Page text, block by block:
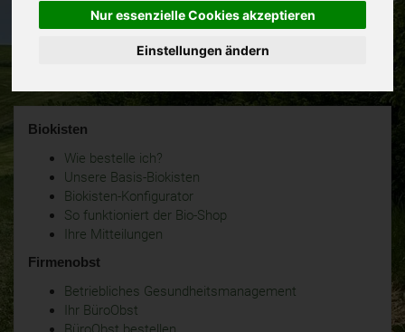
Nur essenzielle Cookies akzeptieren
Einstellungen ändern
Biokisten
Wie bestelle ich?
Unsere Basis-Biokisten
Biokisten-Konfigurator
So funktioniert der Bio-Shop
Ihre Mitteilungen
Firmenobst
Betriebliches Gesundheitsmanagement
Ihr BüroObst